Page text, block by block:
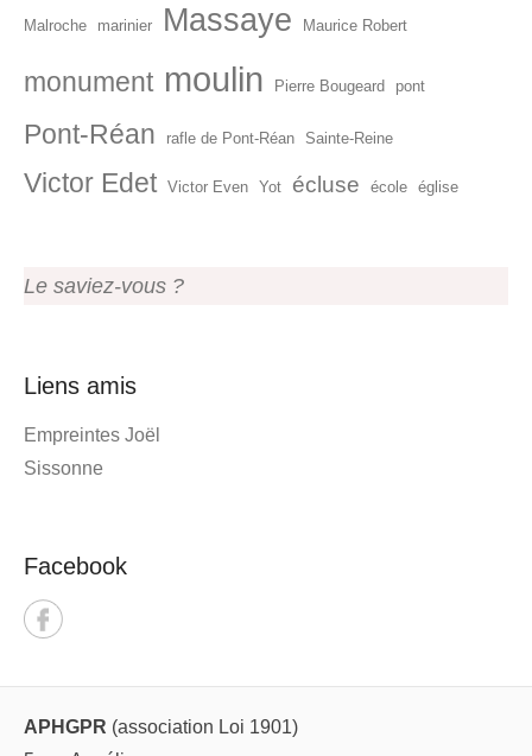
Malroche marinier Massaye Maurice Robert
monument moulin Pierre Bougeard pont
Pont-Réan rafle de Pont-Réan Sainte-Reine
Victor Edet Victor Even Yot écluse école église
Le saviez-vous ?
Liens amis
Empreintes Joël
Sissonne
Facebook
APHGPR (association Loi 1901)